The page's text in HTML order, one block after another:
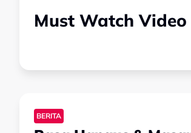
Must Watch Video
BERITA